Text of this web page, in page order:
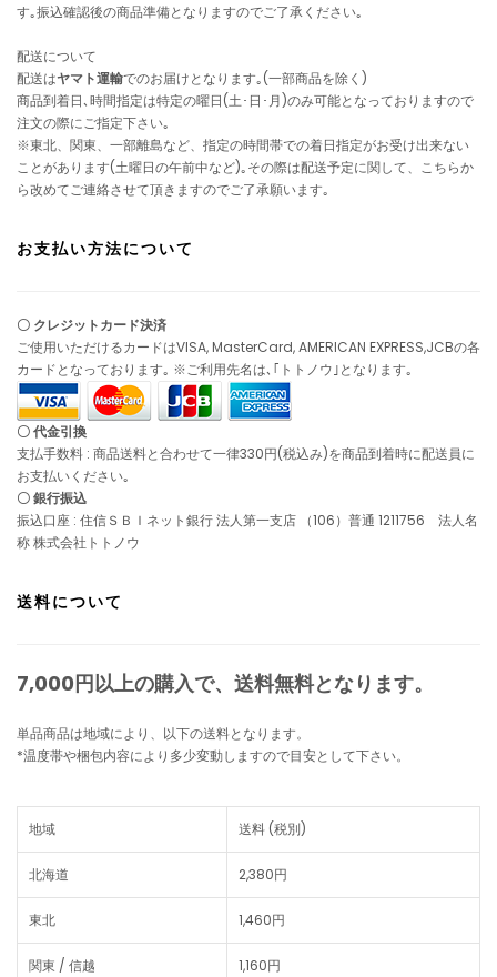
す｡振込確認後の商品準備となりますのでご了承ください｡
配送について
配送はヤマト運輸でのお届けとなります｡(一部商品を除く)
商品到着日､時間指定は特定の曜日(土･日･月)のみ可能となっておりますので
注文の際にご指定下さい｡
※東北、関東、一部離島など、指定の時間帯での着日指定がお受け出来ない
ことがあります(土曜日の午前中など)｡その際は配送予定に関して、こちらか
ら改めてご連絡させて頂きますのでご了承願います｡
お支払い方法について
〇 クレジットカード決済
ご使用いただけるカードはVISA, MasterCard, AMERICAN EXPRESS,JCBの各
カードとなっております｡ ※ご利用先名は､｢トトノウ｣となります｡
〇 代金引換
支払手数料 : 商品送料と合わせて一律330円(税込み)を商品到着時に配送員に
お支払いください｡
〇 銀行振込
振込口座 : 住信ＳＢＩネット銀行 法人第一支店 （106）普通 1211756 法人名
称 株式会社トトノウ
送料について
7,000円以上の購入で、 送料無料となります。
単品商品は地域により、以下の送料となります。
*温度帯や梱包内容により多少変動しますので目安として下さい。
地域 送料 (税別)
北海道 2,380円
東北 1,460円
関東 / 信越 1,160円